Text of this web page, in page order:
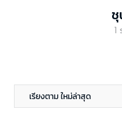
1
เรียงตาม ใหม่ล่าสุด